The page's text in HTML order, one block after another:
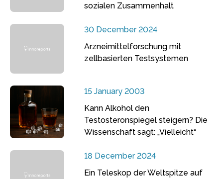
sozialen Zusammenhalt
30 December 2024
Arzneimittelforschung mit
zellbasierten Testsystemen
15 January 2003
Kann Alkohol den
Testosteronspiegel steigern? Die
Wissenschaft sagt: „Vielleicht“
18 December 2024
Ein Teleskop der Weltspitze auf